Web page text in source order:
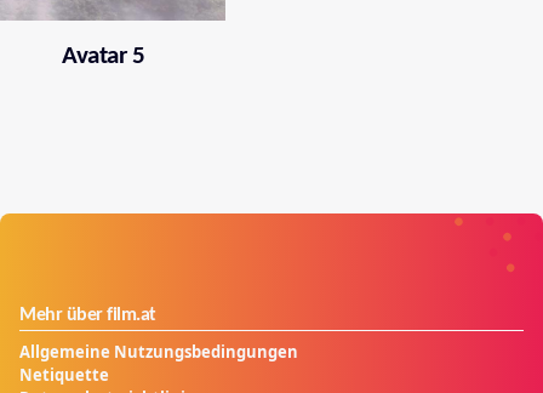
Avatar 5
Mehr über film.at
Allgemeine Nutzungsbedingungen
Netiquette